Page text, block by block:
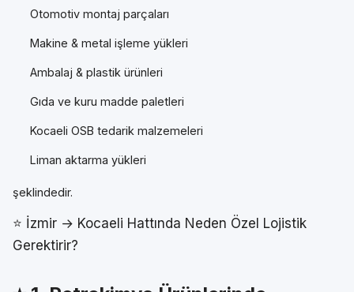
Otomotiv montaj parçaları
Makine & metal işleme yükleri
Ambalaj & plastik ürünleri
Gıda ve kuru madde paletleri
Kocaeli OSB tedarik malzemeleri
Liman aktarma yükleri
şeklindedir.
⭐ İzmir → Kocaeli Hattında Neden Özel Lojistik
Gerektirir?